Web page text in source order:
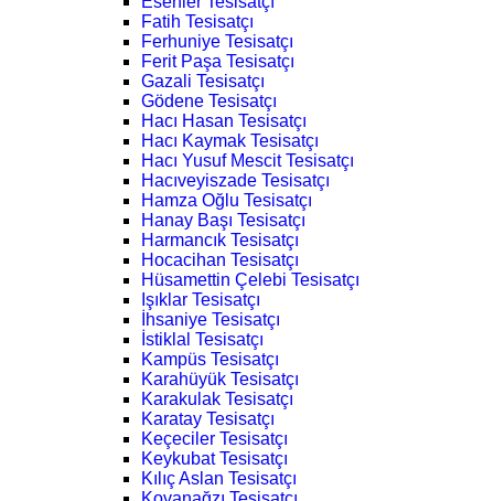
Fatih Tesisatçı
Ferhuniye Tesisatçı
Ferit Paşa Tesisatçı
Gazali Tesisatçı
Gödene Tesisatçı
Hacı Hasan Tesisatçı
Hacı Kaymak Tesisatçı
Hacı Yusuf Mescit Tesisatçı
Hacıveyiszade Tesisatçı
Hamza Oğlu Tesisatçı
Hanay Başı Tesisatçı
Harmancık Tesisatçı
Hocacihan Tesisatçı
Hüsamettin Çelebi Tesisatçı
Işıklar Tesisatçı
İhsaniye Tesisatçı
İstiklal Tesisatçı
Kampüs Tesisatçı
Karahüyük Tesisatçı
Karakulak Tesisatçı
Karatay Tesisatçı
Keçeciler Tesisatçı
Keykubat Tesisatçı
Kılıç Aslan Tesisatçı